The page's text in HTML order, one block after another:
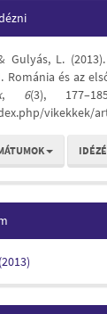
Gulyás, L.
Románia és az
, 6(3),
vikekkek/